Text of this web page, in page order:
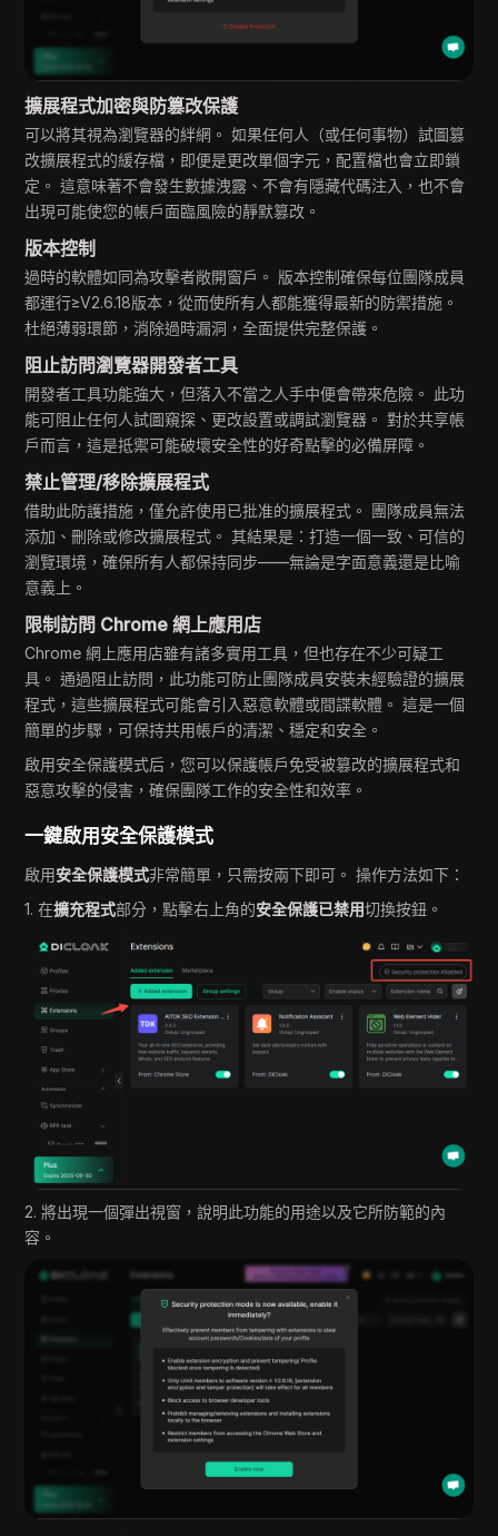
擴展程式加密與防篡改保護
可以將其視為瀏覽器的絆網。 如果任何人（或任何事物）試圖篡
改擴展程式的緩存檔，即便是更改單個字元，配置檔也會立即鎖
定。 這意味著不會發生數據洩露、不會有隱藏代碼注入，也不會
出現可能使您的帳戶面臨風險的靜默篡改。
版本控制
過時的軟體如同為攻擊者敞開窗戶。 版本控制確保每位團隊成員
都運行≥V2.6.18版本，從而使所有人都能獲得最新的防禦措施。
杜絕薄弱環節，消除過時漏洞，全面提供完整保護。
阻止訪問瀏覽器開發者工具
開發者工具功能強大，但落入不當之人手中便會帶來危險。 此功
能可阻止任何人試圖窺探、更改設置或調試瀏覽器。 對於共享帳
戶而言，這是抵禦可能破壞安全性的好奇點擊的必備屏障。
禁止管理/移除擴展程式
借助此防護措施，僅允許使用已批准的擴展程式。 團隊成員無法
添加、刪除或修改擴展程式。 其結果是：打造一個一致、可信的
瀏覽環境，確保所有人都保持同步——無論是字面意義還是比喻
意義上。
限制訪問 Chrome 網上應用店
Chrome 網上應用店雖有諸多實用工具，但也存在不少可疑工
具。 通過阻止訪問，此功能可防止團隊成員安裝未經驗證的擴展
程式，這些擴展程式可能會引入惡意軟體或間諜軟體。 這是一個
簡單的步驟，可保持共用帳戶的清潔、穩定和安全。
啟用安全保護模式后，您可以保護帳戶免受被篡改的擴展程式和
惡意攻擊的侵害，確保團隊工作的安全性和效率。
一鍵啟用安全保護模式
啟用安全保護模式非常簡單，只需按兩下即可。 操作方法如下：
1. 在擴充程式部分，點擊右上角的安全保護已禁用切換按鈕。
2. 將出現一個彈出視窗，說明此功能的用途以及它所防範的內
容。